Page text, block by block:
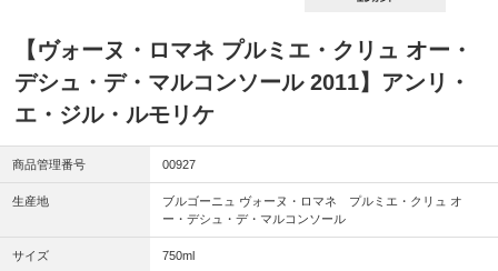
【ヴォーヌ・ロマネ プルミエ・クリュ オー・
デシュ・デ・マルコンソール 2011】アンリ・
エ・ジル・ルモリケ
商品管理番号 00927
生産地
ブルゴーニュ ヴォーヌ・ロマネ プルミエ・クリュ オ
ー・デシュ・デ・マルコンソール
サイズ 750ml